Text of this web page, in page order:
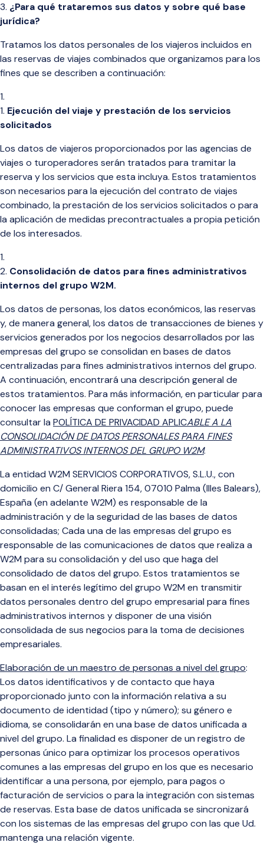
¿Para qué trataremos sus datos y sobre qué base
jurídica?
Tratamos los datos personales de los viajeros incluidos en
las reservas de viajes combinados que organizamos para los
fines que se describen a continuación:
Ejecución del viaje y prestación de los servicios
solicitados
Los datos de viajeros proporcionados por las agencias de
viajes o turoperadores serán tratados para tramitar la
reserva y los servicios que esta incluya. Estos tratamientos
son necesarios para la ejecución del contrato de viajes
combinado, la prestación de los servicios solicitados o para
la aplicación de medidas precontractuales a propia petición
de los interesados.
Consolidación de datos para fines administrativos
internos del grupo W2M.
Los datos de personas, los datos económicos,las reservas
y, de manera general, los datos de transacciones de bienes y
servicios generados por los negocios desarrollados por las
empresas del grupo se consolidan en bases de datos
centralizadas para fines administrativos internos del grupo.
A continuación, encontrará una descripción general de
estos tratamientos. Para más información, en particular para
conocer las empresas que conforman el grupo, puede
consultar la POLÍTICA DE PRIVACIDAD APLICABLE A LA
CONSOLIDACIÓN DE DATOS PERSONALES PARA FINES
ADMINISTRATIVOS INTERNOS DEL GRUPO W2M.
La entidad W2M SERVICIOS CORPORATIVOS, S.L.U., con
domicilio en C/ General Riera 154, 07010 Palma (Illes Balears),
España (en adelante W2M) es responsable de la
administración y de la seguridad de las bases de datos
consolidadas; Cada una de las empresas del grupo es
responsable de las comunicaciones de datos que realiza a
W2M para su consolidación y del uso que haga del
consolidado de datos del grupo. Estos tratamientos se
basan en el interés legítimo del grupo W2M en transmitir
datos personales dentro del grupo empresarial para fines
administrativos internos y disponer de una visión
consolidada de sus negocios para la toma de decisiones
empresariales.
Elaboración de un maestro de personas a nivel del grupo:
Los datos identificativos y de contacto que haya
proporcionado junto con la información relativa a su
documento de identidad (tipo y número); su género e
idioma, se consolidarán en una base de datos unificada a
nivel del grupo. La finalidad es disponer de un registro de
personas único para optimizar los procesos operativos
comunes a las empresas del grupo en los que es necesario
identificar a una persona, por ejemplo, para pagos o
facturación de servicios o para la integración con sistemas
de reservas. Esta base de datos unificada se sincronizará
con los sistemas de las empresas del grupo con las que Ud.
mantenga una relación vigente.